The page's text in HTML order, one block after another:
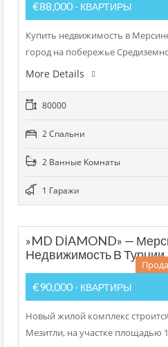
€88,000 - КВАРТИРЫ
Купить недвижимость в
город на побережье
More Details
80000
2 Cпальни
2 Bанные Kомнаты
1 Гаражи
»MD DİAMOND» —
Недвижимость В Турции
€90,000 - КВАРТИРЫ
Новый жилой комплекс
Мезитли, на участке площадью